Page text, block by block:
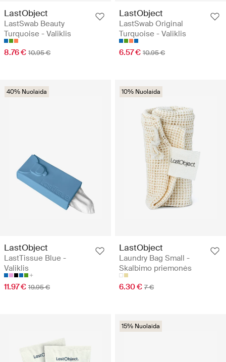
LastObject
LastSwab Beauty
Turquoise - Valiklis
8.76 € 10.95 €
LastObject
LastSwab Original
Turquoise - Valiklis
6.57 € 10.95 €
40% Nuolaida
LastObject
LastTissue Blue -
Valiklis
11.97 € 19.95 €
10% Nuolaida
LastObject
Laundry Bag Small -
Skalbimo priemonės
6.30 € 7 €
15% Nuolaida